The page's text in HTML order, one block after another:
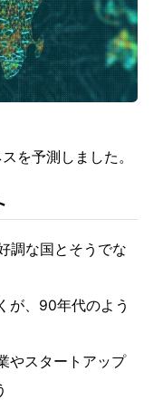
を予測しました。
調な国とそうでな
が、90年代のよう
やスタートアップ